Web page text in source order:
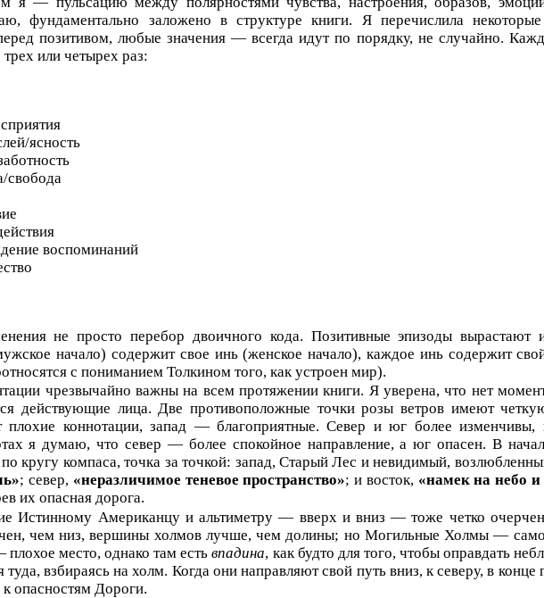
фундаментально заложено в структуре книги. Я перечислила
позитивом, любые значения — всегда идут по порядку, не случайно.
или четырех раз:
ясность
свобода
воспоминаний
не просто перебор двоичного кода. Позитивные эпизоды вырастают
начало) содержит свое инь (женское начало), каждое инь содержит
с пониманием Толкином того, как устроен мир).
чрезвычайно важны на всем протяжении книги. Я уверена, что нет
действующие лица. Две противоположные точки розы ветров имеют
плохие коннотации, запад — благоприятные. Север и юг более
я думаю, что север — более спокойное направление, а юг опасен. В
кругу компаса, точка за точкой: запад, Старый Лес и невидимый,
; север, «неразличимое теневое пространство»; и восток, «намек на небо и
их опасная дорога.
Истинному Американцу и альтиметру — вверх и вниз — тоже четко
чем низ, вершины холмов лучше, чем долины; но Могильные Холмы —
место, однако там естьвпадина, как будто для того, чтобы оправдать
взбираясь на холм. Когда они направляют свой путь вниз, к северу, в
опасностям Дороги.